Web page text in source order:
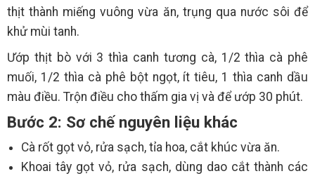
thịt thành miếng vuông vừa ăn, trụng qua nước sôi để
khử mùi tanh.
Ướp thịt bò với 3 thìa canh tương cà, 1/2 thìa cà phê
muối, 1/2 thìa cà phê bột ngọt, ít tiêu, 1 thìa canh dầu
màu điều. Trộn điều cho thấm gia vị và để ướp 30 phút.
Bước 2: Sơ chế nguyên liệu khác
Cà rốt gọt vỏ, rửa sạch, tỉa hoa, cắt khúc vừa ăn.
Khoai tây gọt vỏ, rửa sạch, dùng dao cắt thành các